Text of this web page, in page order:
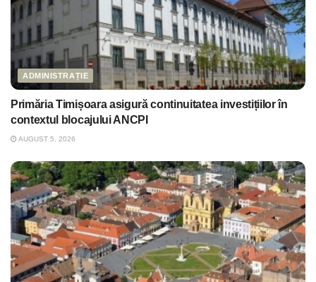
ADMINISTRAȚIE
Primăria Timișoara asigură continuitatea investițiilor în
contextul blocajului ANCPI
AUGUST 5, 2026